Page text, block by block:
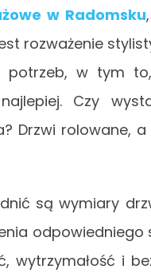
w Radomsku
rozważenie
potrzeb, w tym
Czy
Drzwi rolowane,
są wymiary
odpowiedniego
wytrzymałość i